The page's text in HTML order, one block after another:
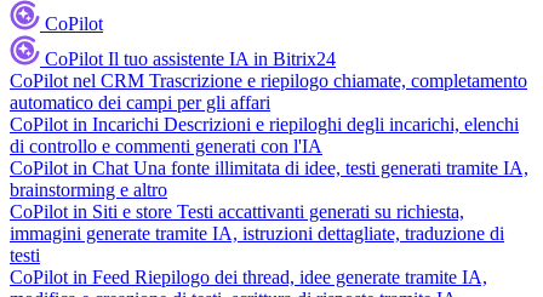
CoPilot
CoPilot Il tuo assistente IA in Bitrix24
CoPilot nel CRM Trascrizione e riepilogo chiamate, completamento
automatico dei campi per gli affari
CoPilot in Incarichi Descrizioni e riepiloghi degli incarichi, elenchi
di controllo e commenti generati con l'IA
CoPilot in Chat Una fonte illimitata di idee, testi generati tramite IA,
brainstorming e altro
CoPilot in Siti e store Testi accattivanti generati su richiesta,
immagini generate tramite IA, istruzioni dettagliate, traduzione di
testi
CoPilot in Feed Riepilogo dei thread, idee generate tramite IA,